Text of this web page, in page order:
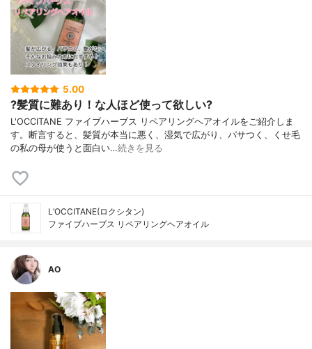
5.00
?髪質に難あり！な人ほど使って欲しい?
L'OCCITANE ファイブハーブス リペアリングヘアオイルをご紹介しま
す。断言すると、髪質が本当に悪く、湿気で広がり、パサつく、くせ毛
の私の母が使うと面白い…続きを見る
L’OCCITANE(ロクシタン)
ファイブハーブス リペアリングヘアオイル
AO